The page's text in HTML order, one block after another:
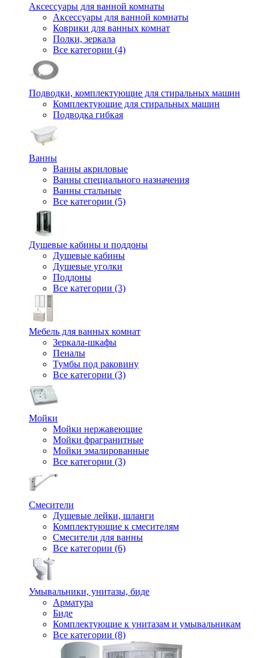
Аксессуары для ванной комнаты
Аксессуары для ванной комнаты
Коврики для ванных комнат
Полки, зеркала
Все категории (4)
Подводки, комплектующие для стиральных машин
Комплектующие для стиральных машин
Подводка гибкая
Ванны
Ванны акриловые
Ванны специального назначения
Ванны стальные
Все категории (5)
Душевые кабины и поддоны
Душевые кабины
Душевые уголки
Поддоны
Все категории (3)
Мебель для ванных комнат
Зеркала-шкафы
Пеналы
Тумбы под раковину
Все категории (3)
Мойки
Мойки нержавеющие
Мойки фрагранитные
Мойки эмалированные
Все категории (3)
Смесители
Душевые лейки, шланги
Комплектующие к смесителям
Смесители для ванны
Все категории (6)
Умывальники, унитазы, биде
Арматура
Биде
Комплектующие к унитазам и умывальникам
Все категории (8)